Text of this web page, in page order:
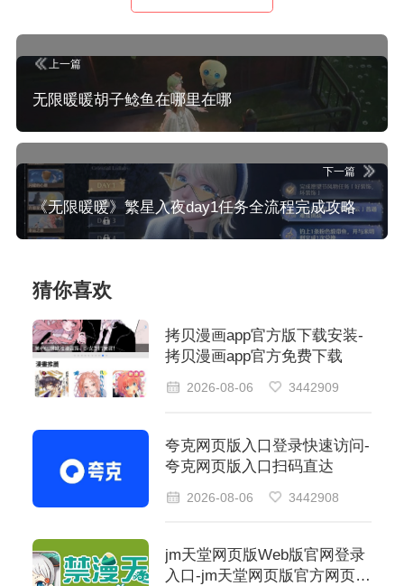
上一篇
无限暖暖胡子鲶鱼在哪里在哪
下一篇
《无限暖暖》繁星入夜day1任务全流程完成攻略
猜你喜欢
拷贝漫画app官方版下载安装-
拷贝漫画app官方免费下载
2026-08-06 3442909
夸克网页版入口登录快速访问-
夸克网页版入口扫码直达
2026-08-06 3442908
jm天堂网页版Web版官网登录
入口-jm天堂网页版官方网页版